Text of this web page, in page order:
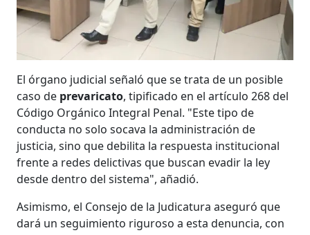
El órgano judicial señaló que se trata de un posible
caso de prevaricato, tipificado en el artículo 268 del
Código Orgánico Integral Penal. "Este tipo de
conducta no solo socava la administración de
justicia, sino que debilita la respuesta institucional
frente a redes delictivas que buscan evadir la ley
desde dentro del sistema", añadió.
Asimismo, el Consejo de la Judicatura aseguró que
dará un seguimiento riguroso a esta denuncia, con